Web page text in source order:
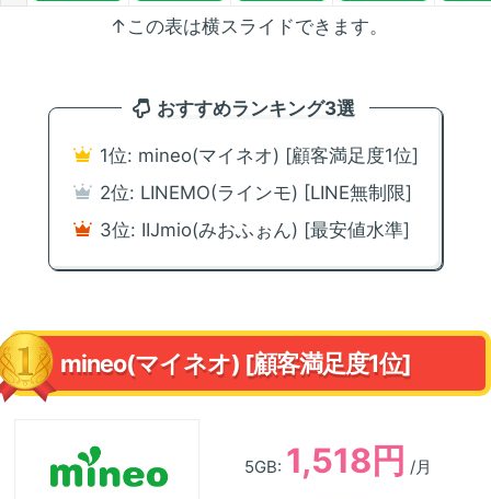
↑この表は横スライドできます。
おすすめランキング3選
1位: mineo(マイネオ) [顧客満足度1位]
2位: LINEMO(ラインモ) [LINE無制限]
3位: IIJmio(みおふぉん) [最安値水準]
mineo(マイネオ) [顧客満足度1位]
5GB: 1,518円 /月